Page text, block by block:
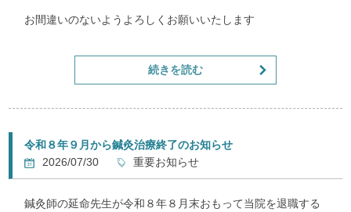
お間違いのないようよろしくお願いいたします
続きを読む
令和８年９月から鍼灸治療終了のお知らせ
2026/07/30
重要お知らせ
鍼灸師の延命先生が令和８年８月末おもって当院を退職する